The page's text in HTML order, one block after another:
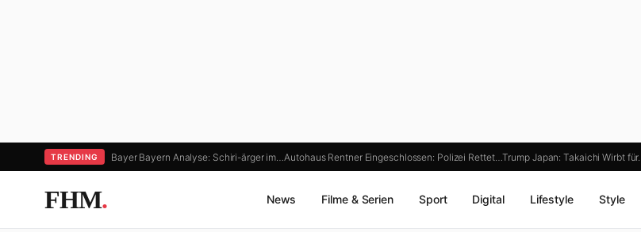
TRENDING Bayer Bayern Analyse: Schiri-ärger im… Autohaus Rentner Eingeschlossen: Polizei Rettet…Trump Japan: Takaichi Wirbt für…
FHM. News Filme & Serien Sport Digital Lifestyle Style